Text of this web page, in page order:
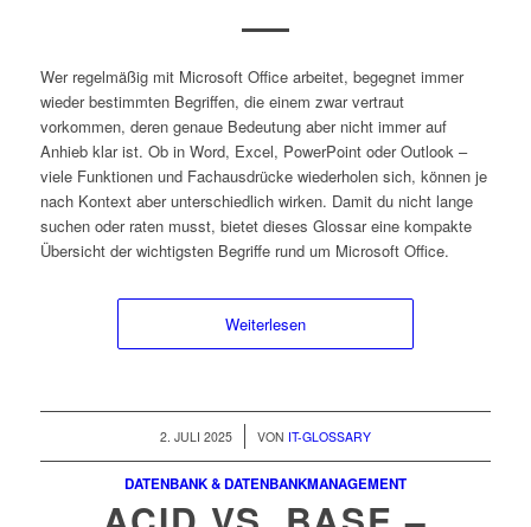
Wer regelmäßig mit Microsoft Office arbeitet, begegnet immer
wieder bestimmten Begriffen, die einem zwar vertraut
vorkommen, deren genaue Bedeutung aber nicht immer auf
Anhieb klar ist. Ob in Word, Excel, PowerPoint oder Outlook –
viele Funktionen und Fachausdrücke wiederholen sich, können je
nach Kontext aber unterschiedlich wirken. Damit du nicht lange
suchen oder raten musst, bietet dieses Glossar eine kompakte
Übersicht der wichtigsten Begriffe rund um Microsoft Office.
Weiterlesen
2. JULI 2025 VON IT-GLOSSARY
DATENBANK & DATENBANKMANAGEMENT